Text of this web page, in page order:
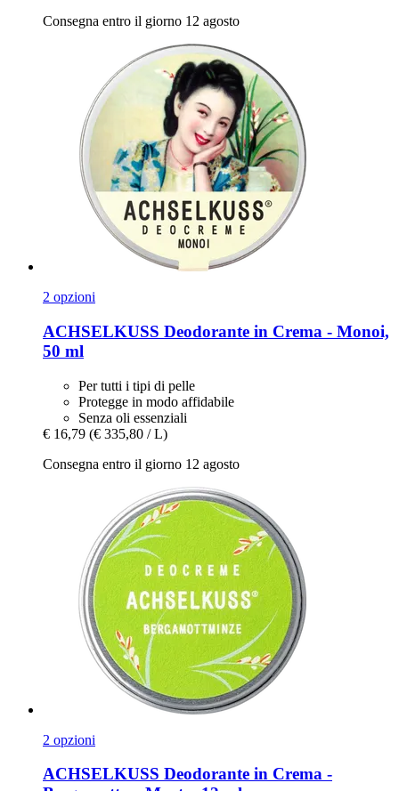
Consegna entro il giorno 12 agosto
2 opzioni
ACHSELKUSS Deodorante in Crema -​ Monoi,
50 ml
Per tutti i tipi di pelle
Protegge in modo affidabile
Senza oli essenziali
€ 16,79 (€ 335,80 / L)
Consegna entro il giorno 12 agosto
2 opzioni
ACHSELKUSS Deodorante in Crema -​